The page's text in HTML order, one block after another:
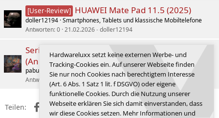
[User-Review] HUAWEI Mate Pad 11.5 (2025)
doller12194 Smartphones, Tablets und klassische Mobiltelefone
Antworten 0 21.02.2026 doller12194
Serie: Alte Retro-Games in neuem Glanz
(Anleitung für Windows 11)
pabu.roar
NostalgiedeLuxx
Antworten
23.06.2026 shurik88
Teilen: FacebookX (Twitter)
RedditWhatsApp
E-MailLink
Hardwareluxx setzt keine externen Werbe- und
Tracking-Cookies ein. Auf unserer Webseite finden
Sie nur noch Cookies nach berechtigtem Interesse
(Art. 6 Abs. 1 Satz 1 lit. f DSGVO) oder eigene
funktionelle Cookies. Durch die Nutzung unserer
Webseite erklären Sie sich damit einverstanden, dass
wir diese Cookies setzen. Mehr Informationen und